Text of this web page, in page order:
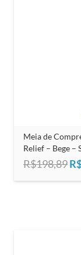
Meia de
Relief – Bege –
R$198,89O